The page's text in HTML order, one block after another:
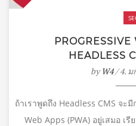
HEADLESS
byW4/ 4. ม
ถ้าเราพูดถึง Headless CMS จะ
Web Apps (PWA) อยู่เสมอ เรี